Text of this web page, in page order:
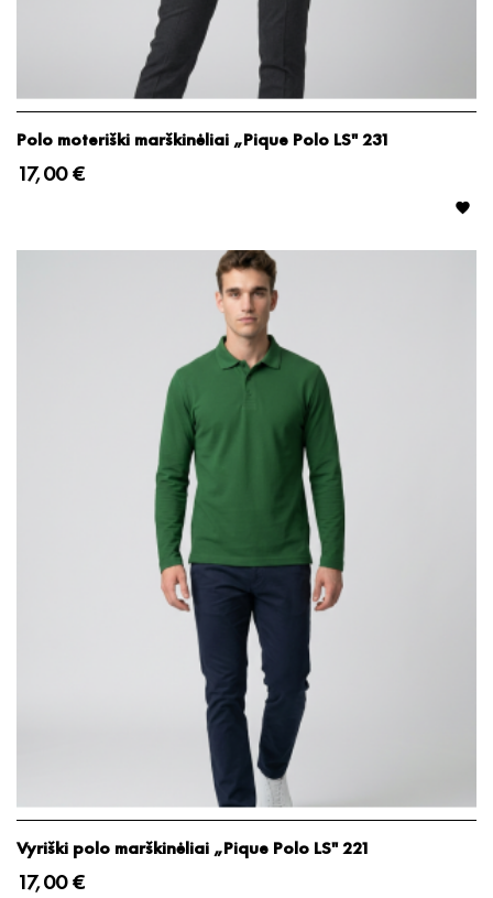
Polo moteriški marškinėliai „Pique Polo LS" 231
17,00 €

Vyriški polo marškinėliai „Pique Polo LS" 221
17,00 €